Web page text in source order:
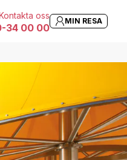
oss
34 00 00
MIN RESA